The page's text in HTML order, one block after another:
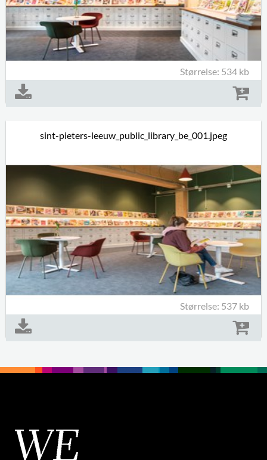
Størrelse: 534 kb
sint-pieters-leeuw_public_library_be_001.jpeg
Størrelse: 537 kb